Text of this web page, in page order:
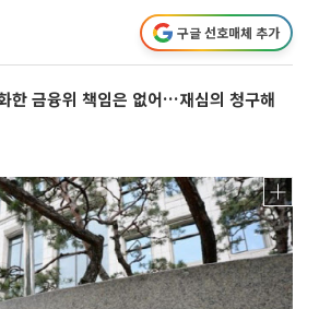
구글 선호매체 추가
한 금융위 책임은 없어…재심의 청구해